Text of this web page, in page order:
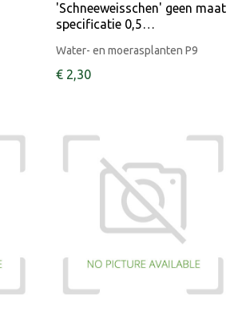
'Schneeweisschen' geen maat
specificatie 0,5…
Water- en moerasplanten P9
€ 2,30